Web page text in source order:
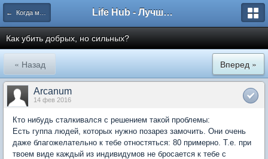
← Когда магия бессильна Life Hub - Лучшие компьютерные игры мира
Как убить добрых, но сильных?
« Назад Вперед »
Arcanum
14 фев 2016
Кто нибудь сталкивался с решением такой проблемы:
Есть гуппа людей, которых нужно позарез замочить. Они очень
даже благожелательно к тебе отностяться: 80 примерно. Т.е. при
твоем виде каждый из индивидумов не бросается к тебе с